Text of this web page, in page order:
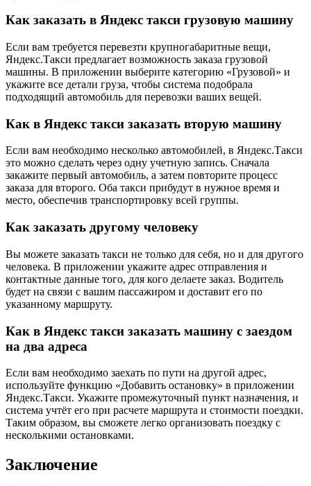
Как заказать в Яндекс такси грузовую машину
Если вам требуется перевезти крупногабаритные вещи,
Яндекс.Такси предлагает возможность заказа грузовой
машины. В приложении выберите категорию «Грузовой» и
укажите все детали груза, чтобы система подобрала
подходящий автомобиль для перевозки ваших вещей.
Как в Яндекс такси заказать вторую машину
Если вам необходимо несколько автомобилей, в Яндекс.Такси
это можно сделать через одну учетную запись. Сначала
закажите первый автомобиль, а затем повторите процесс
заказа для второго. Оба такси прибудут в нужное время и
место, обеспечив транспортировку всей группы.
Как заказать другому человеку
Вы можете заказать такси не только для себя, но и для другого
человека. В приложении укажите адрес отправления и
контактные данные того, для кого делаете заказ. Водитель
будет на связи с вашим пассажиром и доставит его по
указанному маршруту.
Как в Яндекс такси заказать машину с заездом
на два адреса
Если вам необходимо заехать по пути на другой адрес,
используйте функцию «Добавить остановку» в приложении
Яндекс.Такси. Укажите промежуточный пункт назначения, и
система учтёт его при расчете маршрута и стоимости поездки.
Таким образом, вы сможете легко организовать поездку с
несколькими остановками.
Заключение